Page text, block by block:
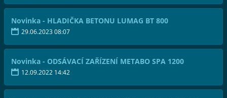
Novinka - HLADIČKA BETONU LUMAG BT 800
29.06.2023 08:07
Novinka - ODSÁVACÍ ZAŘÍZENÍ METABO SPA 1200
12.09.2022 14:42